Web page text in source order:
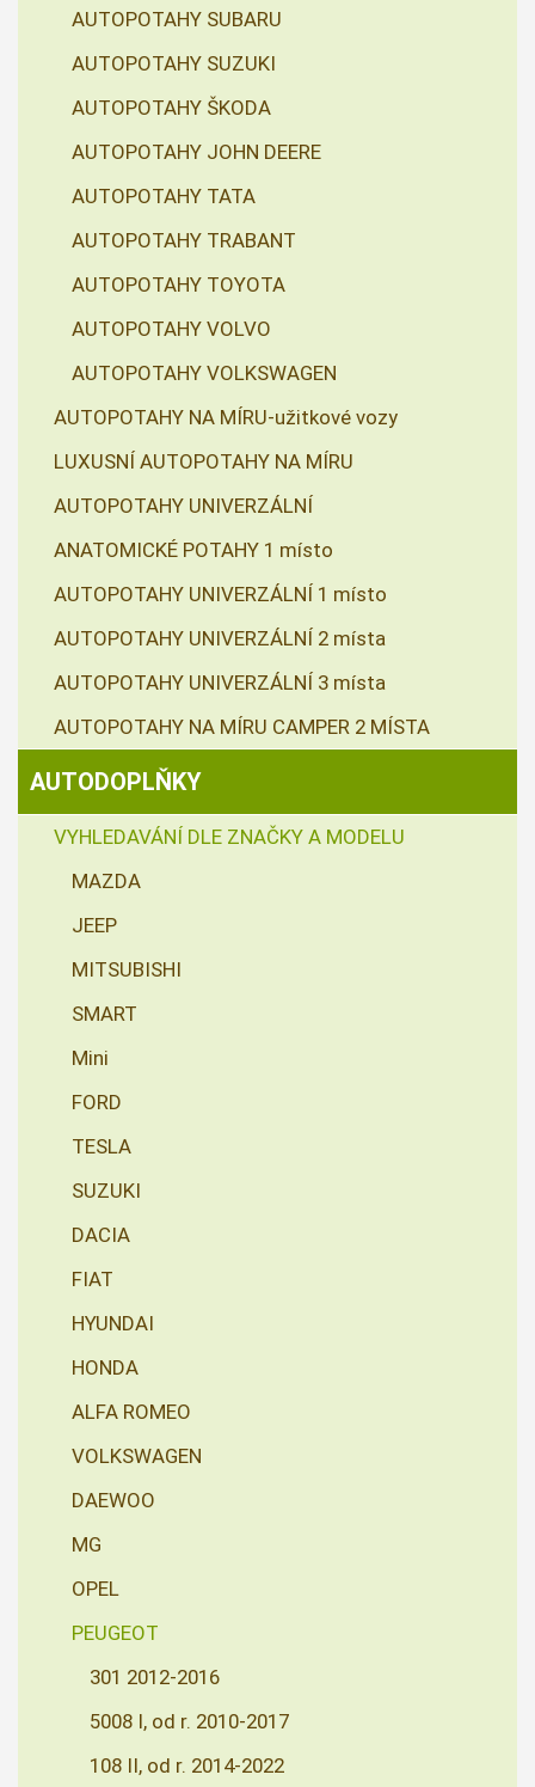
AUTOPOTAHY SUBARU
AUTOPOTAHY SUZUKI
AUTOPOTAHY ŠKODA
AUTOPOTAHY JOHN DEERE
AUTOPOTAHY TATA
AUTOPOTAHY TRABANT
AUTOPOTAHY TOYOTA
AUTOPOTAHY VOLVO
AUTOPOTAHY VOLKSWAGEN
AUTOPOTAHY NA MÍRU-užitkové vozy
LUXUSNÍ AUTOPOTAHY NA MÍRU
AUTOPOTAHY UNIVERZÁLNÍ
ANATOMICKÉ POTAHY 1 místo
AUTOPOTAHY UNIVERZÁLNÍ 1 místo
AUTOPOTAHY UNIVERZÁLNÍ 2 místa
AUTOPOTAHY UNIVERZÁLNÍ 3 místa
AUTOPOTAHY NA MÍRU CAMPER 2 MÍSTA
AUTODOPLŇKY
VYHLEDAVÁNÍ DLE ZNAČKY A MODELU
MAZDA
JEEP
MITSUBISHI
SMART
Mini
FORD
TESLA
SUZUKI
DACIA
FIAT
HYUNDAI
HONDA
ALFA ROMEO
VOLKSWAGEN
DAEWOO
MG
OPEL
PEUGEOT
301 2012-2016
5008 I, od r. 2010-2017
108 II, od r. 2014-2022